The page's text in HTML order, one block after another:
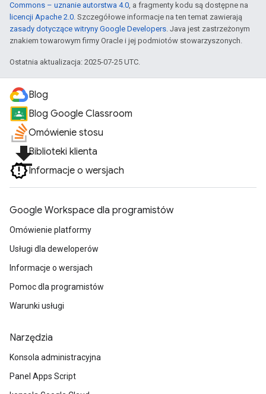
Commons – uznanie autorstwa 4.0, a fragmenty kodu są dostępne na
licencji Apache 2.0. Szczegółowe informacje na ten temat zawierają
zasady dotyczące witryny Google Developers. Java jest zastrzeżonym
znakiem towarowym firmy Oracle i jej podmiotów stowarzyszonych.
Ostatnia aktualizacja: 2025-07-25 UTC.
Blog
Blog Google Classroom
Omówienie stosu
file_downloadBiblioteki klienta
Informacje o wersjach
Google Workspace dla programistów
Omówienie platformy
Usługi dla deweloperów
Informacje o wersjach
Pomoc dla programistów
Warunki usługi
Narzędzia
Konsola administracyjna
Panel Apps Script